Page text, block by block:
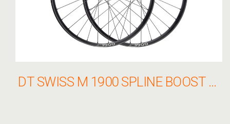
DT SWISS M 1900 SPLINE BOOST CL KERÉKSZETT 27.5" 15/110 30MM LN SRAM XD